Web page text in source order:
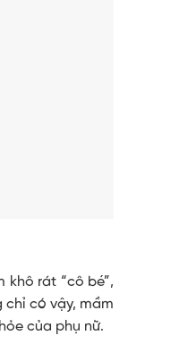
rát “cô bé”,
chỉ có vậy, mầm
của phụ nữ.